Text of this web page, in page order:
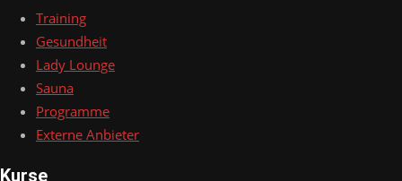
Training
Gesundheit
Lady Lounge
Sauna
Programme
Externe Anbieter
Kurse